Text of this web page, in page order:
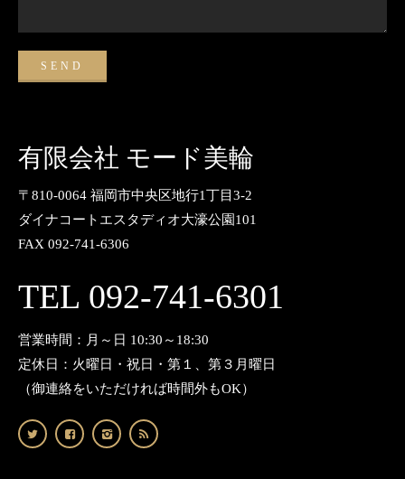
有限会社 モード美輪
〒810-0064 福岡市中央区地行1丁目3-2
ダイナコートエスタディオ大濠公園101
FAX 092-741-6306
TEL 092-741-6301
営業時間：月～日 10:30～18:30
定休日：火曜日・祝日・第１、第３月曜日
（御連絡をいただければ時間外もOK）